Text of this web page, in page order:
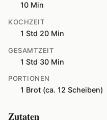
10 Min
KOCHZEIT
1 Std 20 Min
GESAMTZEIT
1 Std 30 Min
PORTIONEN
1 Brot (ca. 12 Scheiben)
Zutaten